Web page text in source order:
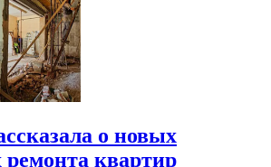
о новых
ремонта квартир